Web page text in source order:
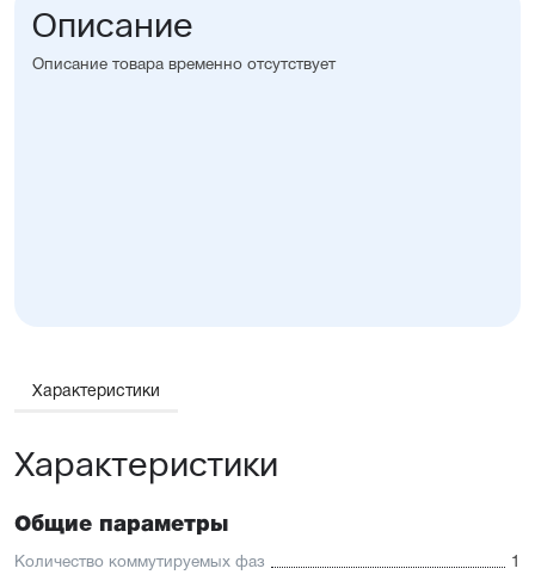
Описание
Описание товара временно отсутствует
Характеристики
Характеристики
Общие параметры
Количество коммутируемых фаз 1